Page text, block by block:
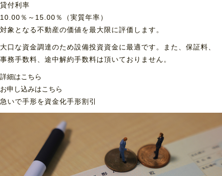
貸付利率
10.00％～15.00％（実質年率）
対象となる不動産の価値を最大限に評価します。
大口な資金調達のため設備投資資金に最適です。また、保証料、
事務手数料、途中解約手数料は頂いておりません。
詳細はこちら
お申し込みはこちら
急いで手形を資金化手形割引